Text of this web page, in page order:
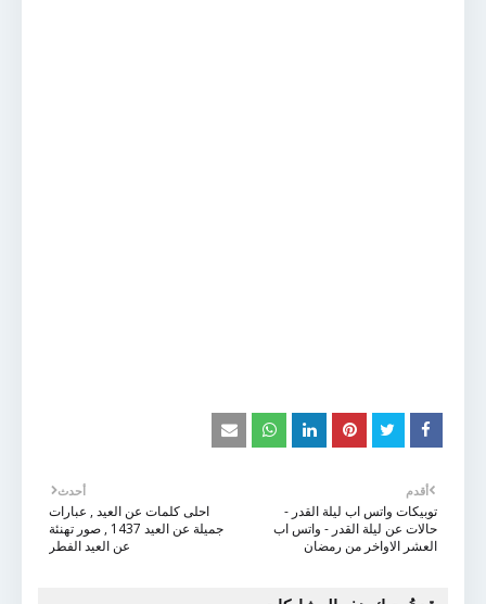
أحدث
احلى كلمات عن العيد , عبارات
جميلة عن العيد 1437 , صور تهنئة
عن العيد الفطر
أقدم
توبيكات واتس اب ليلة القدر -
حالات عن ليلة القدر - واتس اب
العشر الاواخر من رمضان